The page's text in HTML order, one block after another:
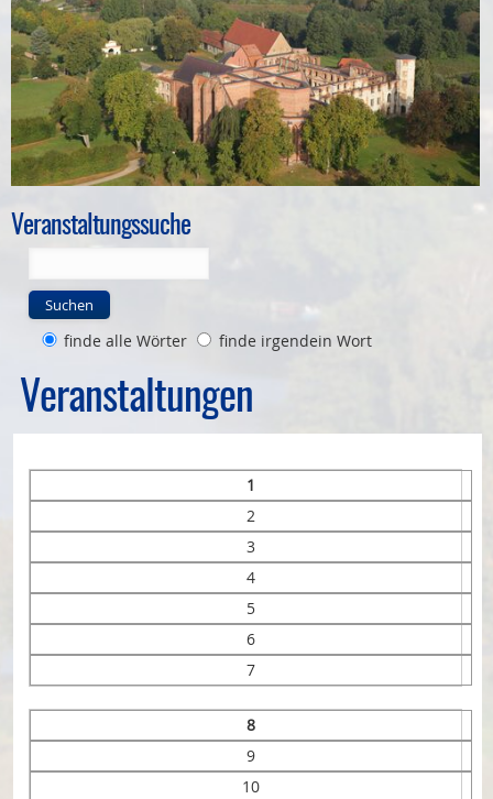
Veranstaltungssuche
Suchen
finde alle Wörter finde irgendein Wort
Veranstaltungen
1
2
3
4
5
6
7
8
9
10
Bauleitplanung
Öffentlicher Anzeiger
Förderung ortsteilbezogener Maßnahmen